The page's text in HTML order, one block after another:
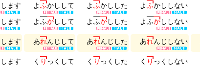
し ます
し ます
よふかし して
よふかし して
よふかし した
よふかし した
よふかし しない
よふかし しない
し ます あれん じ して あれん じ した あれん じ しない
し ます く りっ く して く りっ く した く りっ く しない